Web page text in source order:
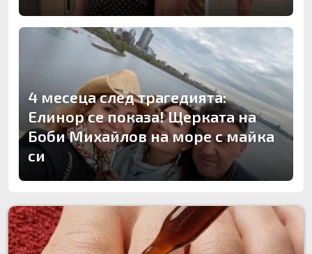
4 месеца след трагедията:
Елинор се показа! Щерката на
Боби Михайлов на море с майка
си